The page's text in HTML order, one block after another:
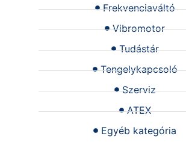
Frekvenciaváltó
Vibromotor
Tudástár
Tengelykapcsoló
Szerviz
ATEX
Egyéb kategória